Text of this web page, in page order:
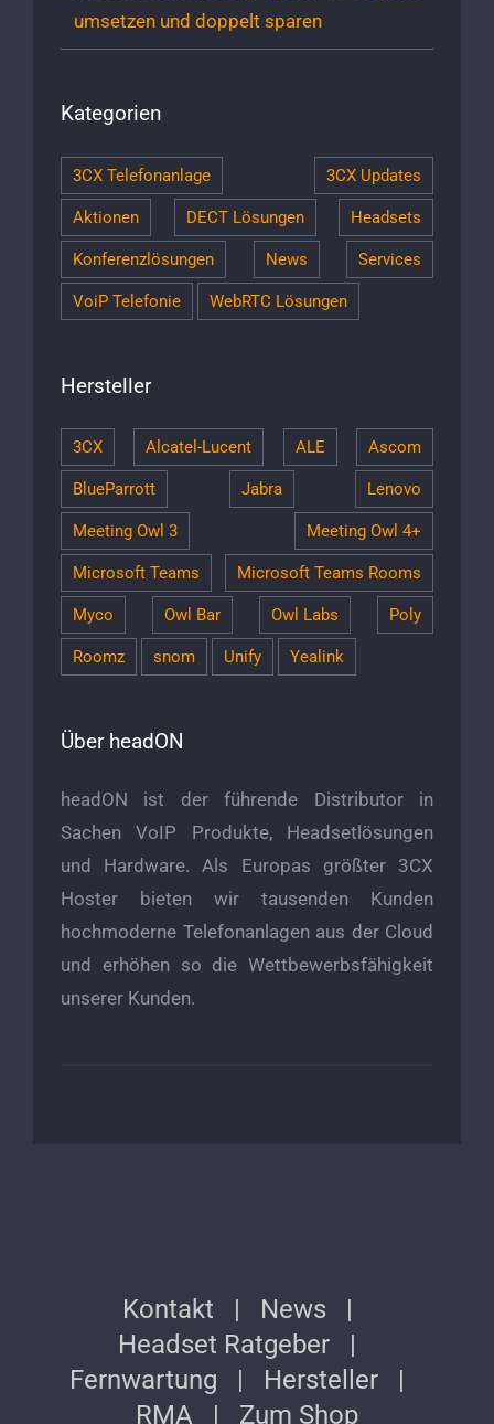
umsetzen und doppelt sparen
Kategorien
3CX Telefonanlage 3CX Updates
Aktionen DECT Lösungen Headsets
Konferenzlösungen News Services
VoiP Telefonie WebRTC Lösungen
Hersteller
3CX Alcatel-Lucent ALE Ascom
BlueParrott Jabra Lenovo
Meeting Owl 3 Meeting Owl 4+
Microsoft Teams Microsoft Teams Rooms
Myco Owl Bar Owl Labs Poly
Roomz snom Unify Yealink
Über headON
headON ist der führende Distributor in
Sachen VoIP Produkte, Headsetlösungen
und Hardware. Als Europas größter 3CX
Hoster bieten wir tausenden Kunden
hochmoderne Telefonanlagen aus der Cloud
und erhöhen so die Wettbewerbsfähigkeit
unserer Kunden.
Kontakt
News
Headset Ratgeber
Fernwartung
Hersteller
RMA
Zum Shop